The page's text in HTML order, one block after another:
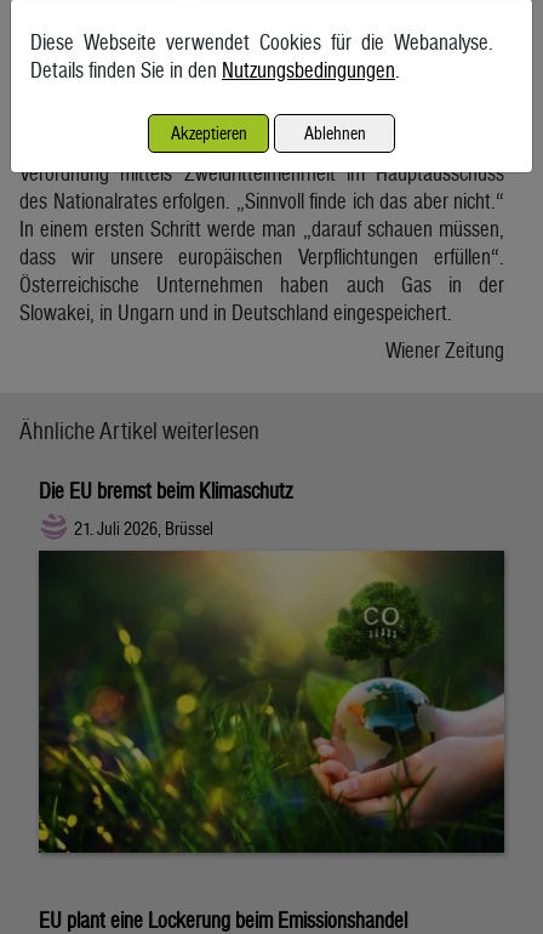
zugreifen?
Österreich könnte im Notfall auf alle hier gespeicherten
Gasmengen zugreifen und deren Besitzer enteignen. Das
könnte laut Energieministerin Leonore Gewessler per
Verordnung mittels Zweidrittelmehrheit im Hauptausschuss
des Nationalrates erfolgen. „Sinnvoll finde ich das aber nicht.“
In einem ersten Schritt werde man „darauf schauen müssen,
dass wir unsere europäischen Verpflichtungen erfüllen“.
Österreichische Unternehmen haben auch Gas in der
Slowakei, in Ungarn und in Deutschland eingespeichert.
Wiener Zeitung
Ähnliche Artikel weiterlesen
Die EU bremst beim Klimaschutz
21. Juli 2026, Brüssel
EU plant eine Lockerung beim Emissionshandel
Diese Webseite verwendet Cookies für die Webanalyse.
Details finden Sie in den Nutzungsbedingungen
Akzeptieren Ablehnen